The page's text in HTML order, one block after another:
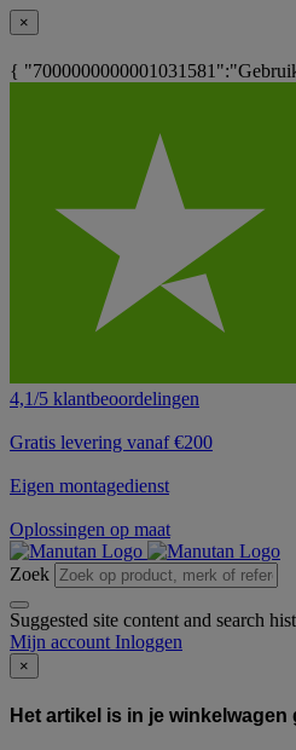
×
{
4,1/5 klantbeoordelingen
Gratis levering vanaf €200
Eigen montagedienst
Oplossingen op maat
Zoek
Suggested site content and search
Mijn account Inloggen
×
Het artikel is in je winkelwagen